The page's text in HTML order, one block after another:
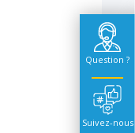
Question ?
Suivez-nous